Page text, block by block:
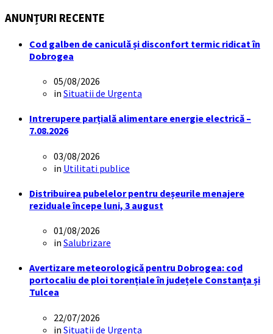
ANUNȚURI RECENTE
Cod galben de caniculă și disconfort termic ridicat în
Dobrogea
05/08/2026
in Situatii de Urgenta
Intrerupere parțială alimentare energie electrică –
7.08.2026
03/08/2026
in Utilitati publice
Distribuirea pubelelor pentru deșeurile menajere
reziduale începe luni, 3 august
01/08/2026
in Salubrizare
Avertizare meteorologică pentru Dobrogea: cod
portocaliu de ploi torențiale în județele Constanța și
Tulcea
22/07/2026
in Situatii de Urgenta